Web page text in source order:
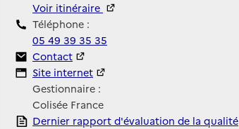
Voir itinéraire
Téléphone :
05 49 39 35 35
Contact
Contact
Site Internet
Site internet
Gestionnaire :
Colisée France
Rapport HAS
Dernier rapport d'évaluation de la qualité